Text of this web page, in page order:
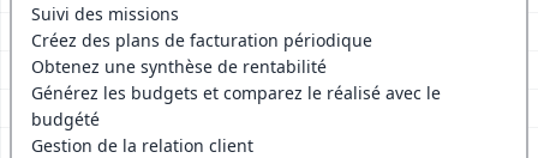
Suivi des missions
Créez des plans de facturation périodique
Obtenez une synthèse de rentabilité
Générez les budgets et comparez le réalisé avec le
budgété
Gestion de la relation client